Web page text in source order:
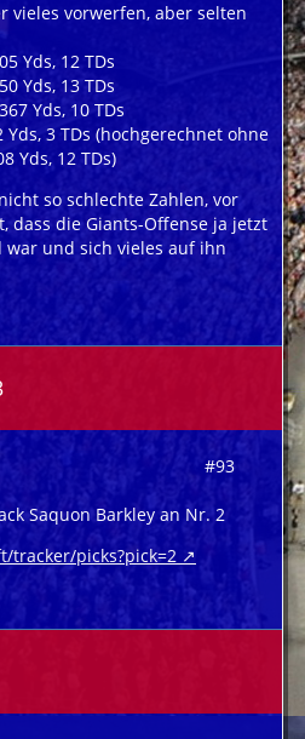
vieles vorwerfen, aber selten
Yds, 12 TDs
Yds, 13 TDs
Yds, 10 TDs
Yds, 3 TDs (hochgerechnet ohne
Yds, 12 TDs)
so schlechte Zahlen, vor
dass die Giants-Offense ja jetzt
und sich vieles auf ihn
#93
Saquon Barkley an Nr. 2
tracker/picks?pick=2